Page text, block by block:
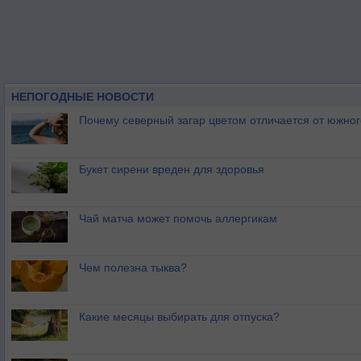
НЕПОГОДНЫЕ НОВОСТИ
Почему северный загар цветом отличается от
Букет сирени вреден для здоровья
Чай матча может помочь аллергикам
Чем полезна тыква?
Какие месяцы выбирать для отпуска?